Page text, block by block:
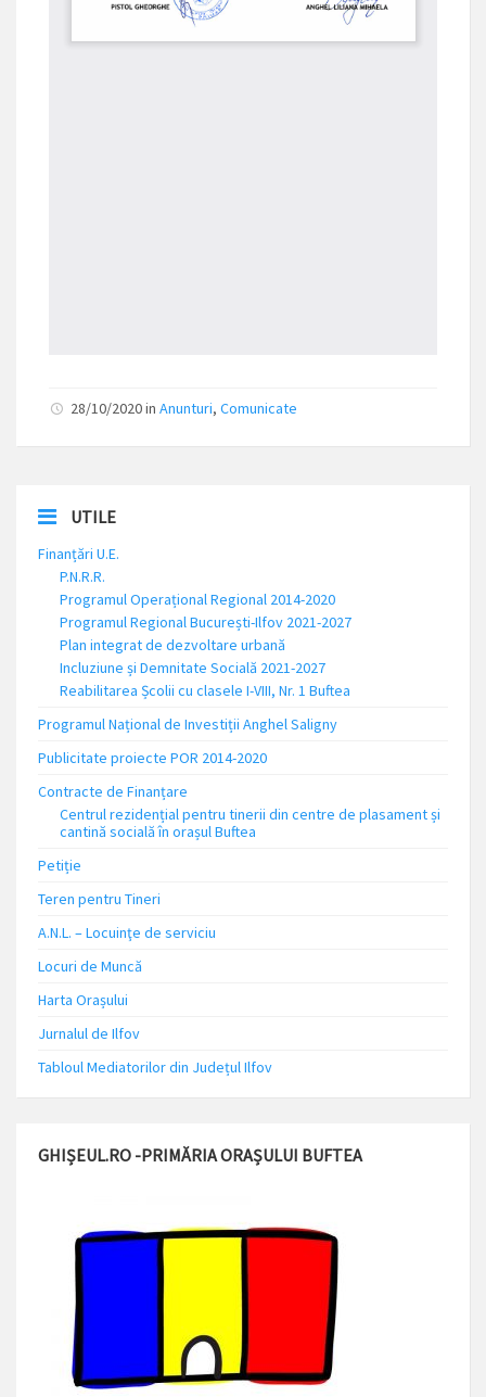
28/10/2020 in Anunturi, Comunicate
UTILE
Finanțări U.E.
P.N.R.R.
Programul Operațional Regional 2014-2020
Programul Regional București-Ilfov 2021-2027
Plan integrat de dezvoltare urbană
Incluziune și Demnitate Socială 2021-2027
Reabilitarea Școlii cu clasele I-VIII, Nr. 1 Buftea
Programul Național de Investiții Anghel Saligny
Publicitate proiecte POR 2014-2020
Contracte de Finanțare
Centrul rezidențial pentru tinerii din centre de plasament și
cantină socială în orașul Buftea
Petiție
Teren pentru Tineri
A.N.L. – Locuinţe de serviciu
Locuri de Muncă
Harta Orașului
Jurnalul de Ilfov
Tabloul Mediatorilor din Județul Ilfov
GHIȘEUL.RO -PRIMĂRIA ORAȘULUI BUFTEA